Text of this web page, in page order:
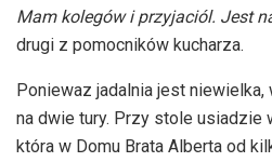
Mam kolegów i przyjaciól. Jest
drugi z pomocników kucharza.
Poniewaz jadalnia jest
na dwie tury. Przy stole usiadzie
która w Domu Brata Alberta od